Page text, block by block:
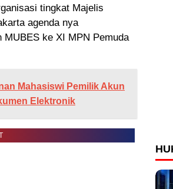
tingkat Majelis
agenda nya
MUBES ke XI MPN Pemuda
Mahasiswi Pemilik Akun
Elektronik